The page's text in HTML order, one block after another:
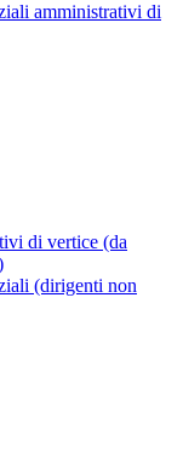
amministrativi di
di vertice (da
(dirigenti non